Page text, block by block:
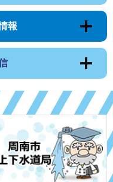
報